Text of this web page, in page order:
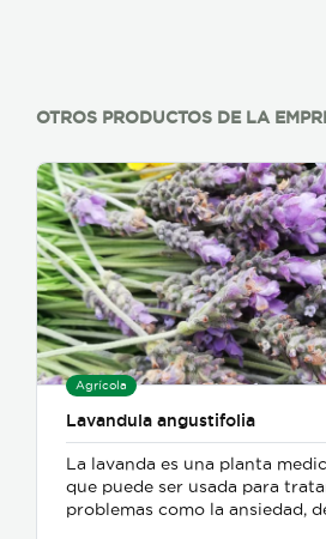
OTROS PRODUCTOS DE LA
Agrícola
Lavandula angustifolia
La lavanda es una planta
que puede ser usada para
problemas como la ansiedad,